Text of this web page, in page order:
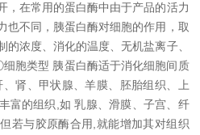
，在常用的蛋白酶中由于产品的活力
也不同，胰蛋白酶对细胞的作用，取
浓度、消化的温度、无机盐离子、
胞类型 胰蛋白酶适于消化细胞间质
肾、甲状腺、羊膜、胚胎组织、上
富的组织,如 乳腺、滑膜、子宫、纤
若与胶原酶合用,就能增加其对组织